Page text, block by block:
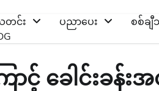
တင်း ပညာပေး စစ်ချီ
င့် ခေါင်းခန်း